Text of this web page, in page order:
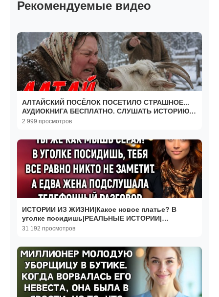
Рекомендуемые видео
АЛТАЙСКИЙ ПОСЁЛОК ПОСЕТИЛО СТРАШНОЕ...
АУДИОКНИГА БЕСПЛАТНО. СЛУШАТЬ ИСТОРИЮ
ИЗ ЖИЗНИ.
2 999 просмотров
ИСТОРИИ ИЗ ЖИЗНИ|Какое новое платье? В
уголке посидишь|РЕАЛЬНЫЕ ИСТОРИИ|
ЖИЗНЕННЫЕ ИСТОРИИ
31 192 просмотров